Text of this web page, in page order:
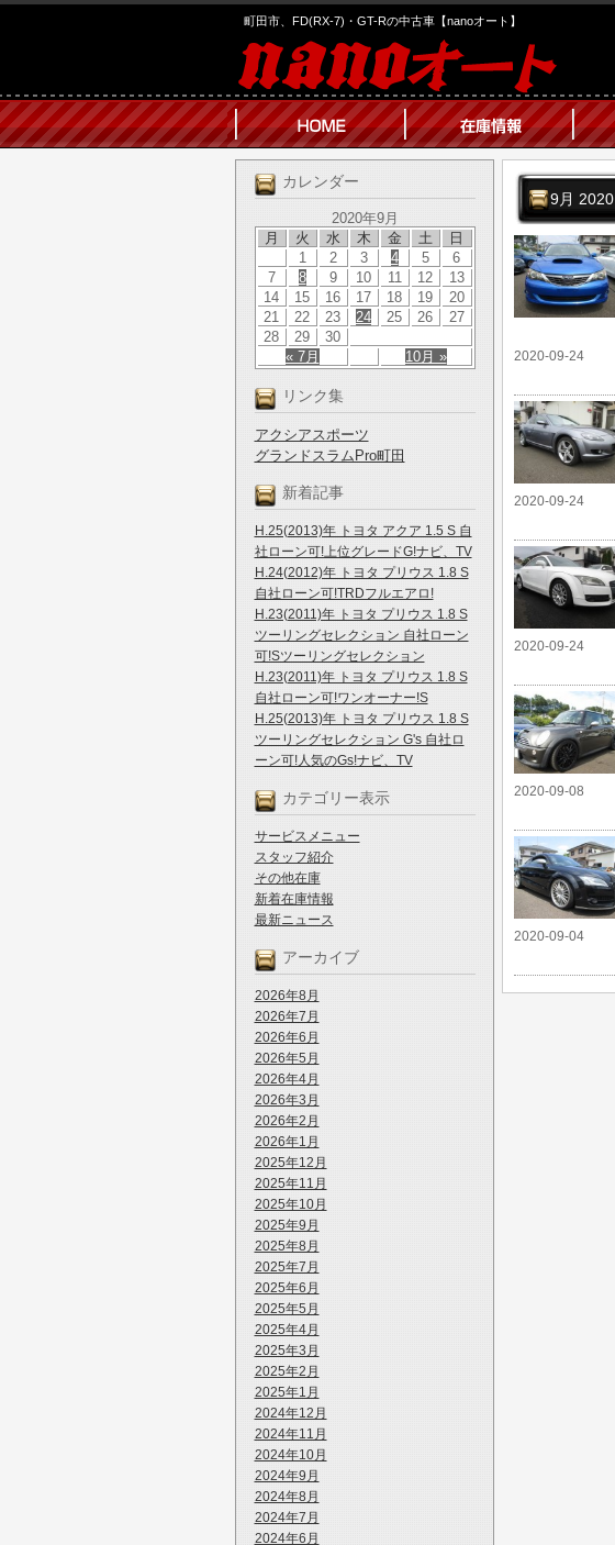
町田市、FD(RX-7)・GT-Rの中古車【nanoオート】
カレンダー
2020年9月
月
火 水 木 金 土 日
« 7月 10月 »
1 2 3 4 5
6
7
8 9 10 11 12
13
14
15 16 17 18 19
20
21
22 23 24 25 26
27
28
29 30
リンク集
アクシアスポーツ
グランドスラムPro町田
新着記事
H.25(2013)年 トヨタ アクア 1.5 S 自
社ローン可!上位グレードG!ナビ、TV
H.24(2012)年 トヨタ プリウス 1.8 S
自社ローン可!TRDフルエアロ!
H.23(2011)年 トヨタ プリウス 1.8 S
ツーリングセレクション 自社ローン
可!Sツーリングセレクション
H.23(2011)年 トヨタ プリウス 1.8 S
自社ローン可!ワンオーナー!S
H.25(2013)年 トヨタ プリウス 1.8 S
ツーリングセレクション G's 自社ロ
ーン可!人気のGs!ナビ、TV
カテゴリー表示
サービスメニュー
スタッフ紹介
その他在庫
新着在庫情報
最新ニュース
アーカイブ
2026年8月
2026年7月
2026年6月
2026年5月
2026年4月
2026年3月
2026年2月
2026年1月
2025年12月
2025年11月
2025年10月
2025年9月
2025年8月
2025年7月
2025年6月
2025年5月
2025年4月
2025年3月
2025年2月
2025年1月
2024年12月
2024年11月
2024年10月
2024年9月
2024年8月
2024年7月
2024年6月
9月 2020
2020-09-24
2020-09-24
2020-09-24
2020-09-08
2020-09-04